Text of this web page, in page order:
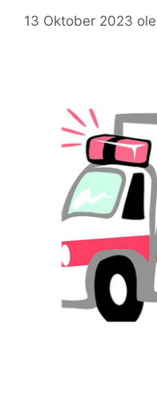
13 Oktober 2023